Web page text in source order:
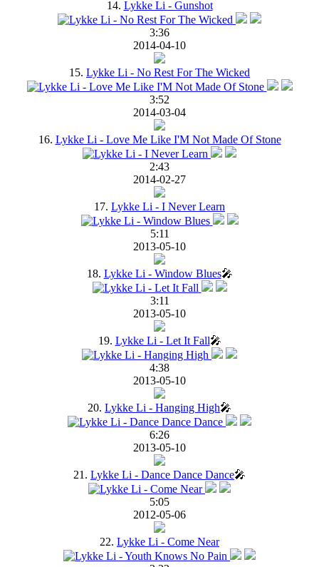
14. Lykke Li - Gunshot
3:36
2014-04-10
15. Lykke Li - No Rest For The Wicked
3:52
2014-03-04
16. Lykke Li - Love Me Like I'M Not Made Of Stone
2:43
2014-02-27
17. Lykke Li - I Never Learn
5:11
2013-05-10
18. Lykke Li - Window Blues🎤
3:11
2013-05-10
19. Lykke Li - Let It Fall🎤
4:38
2013-05-10
20. Lykke Li - Hanging High🎤
6:26
2013-05-10
21. Lykke Li - Dance Dance Dance🎤
5:05
2012-05-06
22. Lykke Li - Come Near